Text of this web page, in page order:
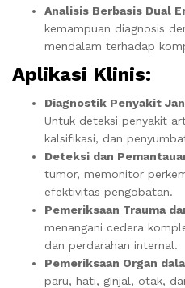
Analisis Berbasis Dual
kemampuan diagnosis
mendalam terhadap
Aplikasi Klinis:
Diagnostik Penyakit
Untuk deteksi penyakit
kalsifikasi, dan
Deteksi dan
tumor, memonitor
efektivitas pengobatan.
Pemeriksaan Trauma
menangani cedera
dan perdarahan internal.
Pemeriksaan Organ
paru, hati, ginjal, otak,